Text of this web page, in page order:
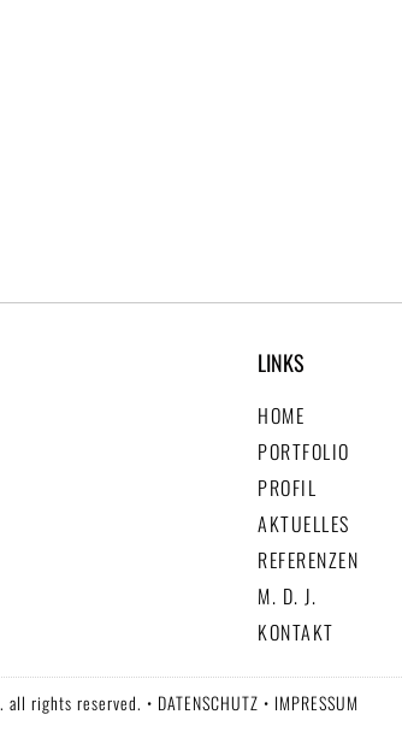
LINKS
HOME
PORTFOLIO
PROFIL
AKTUELLES
REFERENZEN
M. D. J.
KONTAKT
. all rights reserved. • DATENSCHUTZ • IMPRESSUM